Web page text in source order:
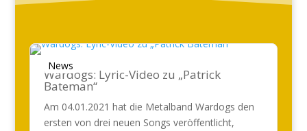
News
Wardogs: Lyric-Video zu „Patrick
Bateman“
Am 04.01.2021 hat die Metalband Wardogs den
ersten von drei neuen Songs veröffentlicht,